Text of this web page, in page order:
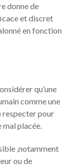
donne de
et discret
en fonction
qu’une
comme une
respecter pour
placée.
,notamment
ou de